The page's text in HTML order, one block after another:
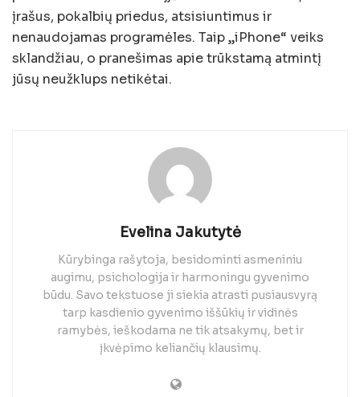
įrašus, pokalbių priedus, atsisiuntimus ir
nenaudojamas programėles. Taip „iPhone“ veiks
sklandžiau, o pranešimas apie trūkstamą atmintį
jūsų neužklups netikėtai.
Evelina Jakutytė
Kūrybinga rašytoja, besidominti asmeniniu
augimu, psichologija ir harmoningu gyvenimo
būdu. Savo tekstuose ji siekia atrasti pusiausvyrą
tarp kasdienio gyvenimo iššūkių ir vidinės
ramybės, ieškodama ne tik atsakymų, bet ir
įkvėpimo keliančių klausimų.